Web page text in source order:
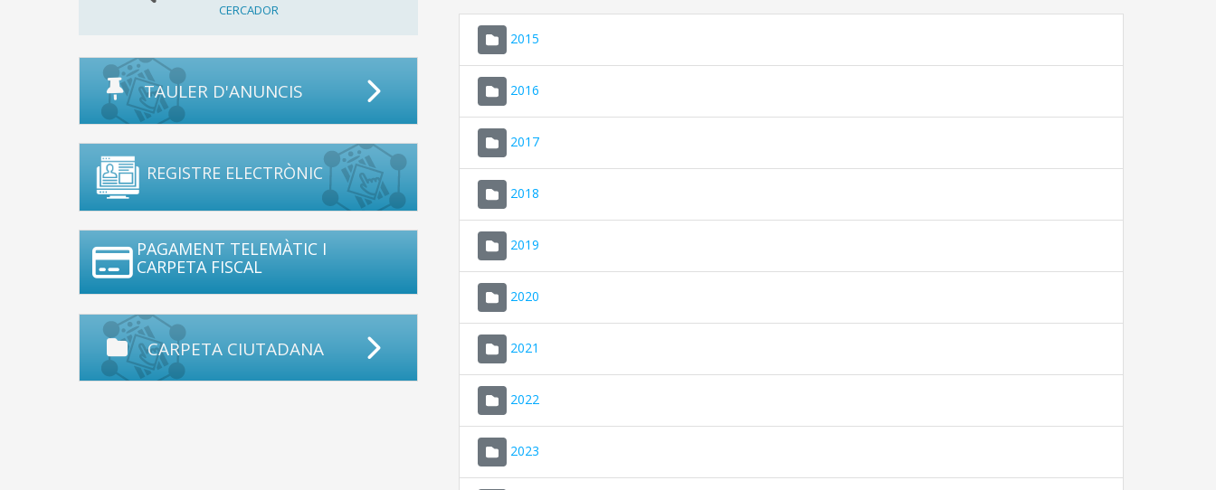
CERCADOR
TAULER D'ANUNCIS
REGISTRE ELECTRÒNIC
PAGAMENT TELEMÀTIC I
CARPETA FISCAL
CARPETA CIUTADANA
2015
2016
2017
2018
2019
2020
2021
2022
2023